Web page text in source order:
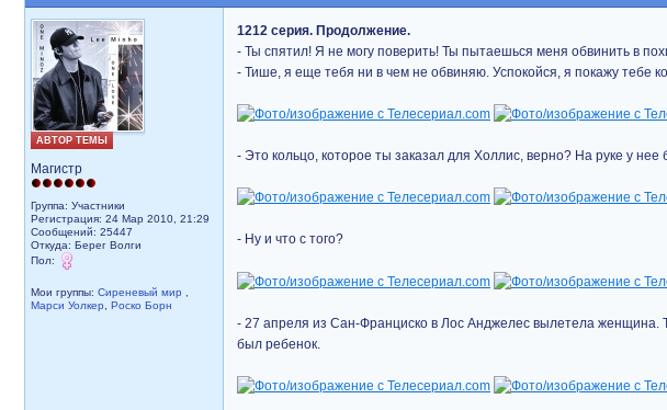
АВТОР ТЕМЫ
Магистр
Группа: Участники
Регистрация: 24 Мар 2010, 21:29
Сообщений: 25447
Откуда: Берег Волги
Пол:
Мои группы: Сиреневый мир
Марси Уолкер
Роско Борн
1212 серия. Продолжение.
- Ты спятил! Я не могу поверить! Ты пытаешься меня обвинить в
- Тише, я еще тебя ни в чем не обвиняю. Успокойся, я покажу тебе
- Это кольцо, которое ты заказал для Холлис, верно? На руке у нее
- Ну и что с того?
- 27 апреля из Сан-Франциско в Лос Анджелес вылетела
был ребенок.